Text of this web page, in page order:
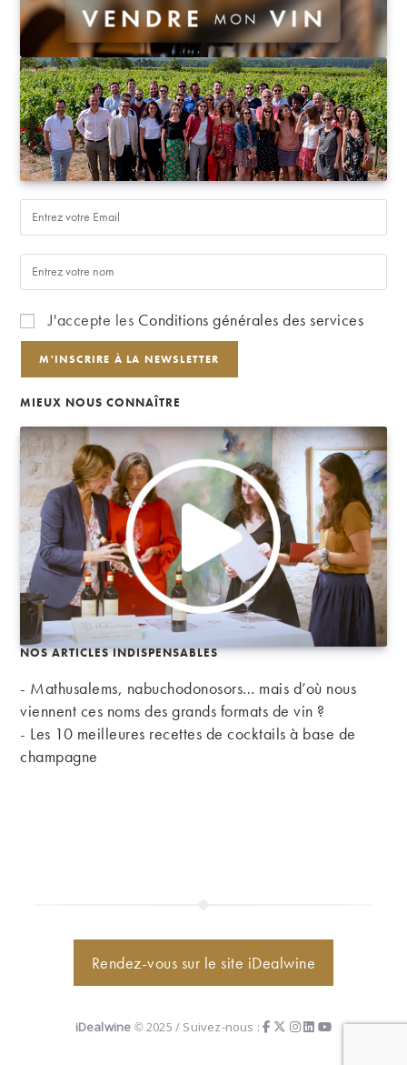
J'accepte les Conditions générales des services
MIEUX NOUS CONNAÎTRE
NOS ARTICLES INDISPENSABLES
- Mathusalems, nabuchodonosors… mais d’où nous
viennent ces noms des grands formats de vin ?
- Les 10 meilleures recettes de cocktails à base de
champagne
Rendez-vous sur le site iDealwine
iDealwine © 2025 / Suivez-nous :